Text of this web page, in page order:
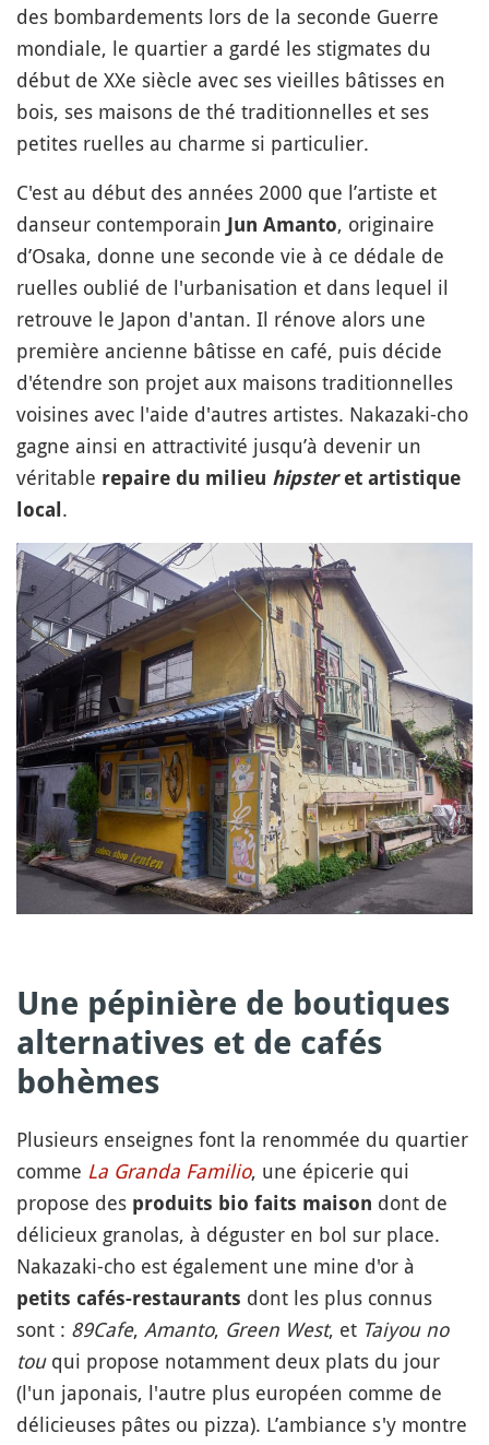
des bombardements lors de la seconde Guerre
mondiale, le quartier a gardé les stigmates du
début de XXe siècle avec ses vieilles bâtisses en
bois, ses maisons de thé traditionnelles et ses
petites ruelles au charme si particulier.
C'est au début des années 2000 que l’artiste et
danseur contemporain Jun Amanto, originaire
d’Osaka, donne une seconde vie à ce dédale de
ruelles oublié de l'urbanisation et dans lequel il
retrouve le Japon d'antan. Il rénove alors une
première ancienne bâtisse en café, puis décide
d'étendre son projet aux maisons traditionnelles
voisines avec l'aide d'autres artistes. Nakazaki-cho
gagne ainsi en attractivité jusqu’à devenir un
véritable repaire du milieu hipsteret artistique
local .
Une pépinière de boutiques
alternatives et de cafés
bohèmes
Plusieurs enseignes font la renommée du quartier
comme La Granda Familio, une épicerie qui
propose des produits bio faits maison dont de
délicieux granolas, à déguster en bol sur place.
Nakazaki-cho est également une mine d'or à
petits cafés-restaurants dont les plus connus
sont : 89Cafe, Amanto, Green West, et Taiyou no
touqui propose notamment deux plats du jour
(l'un japonais, l'autre plus européen comme de
délicieuses pâtes ou pizza). L’ambiance s'y montre